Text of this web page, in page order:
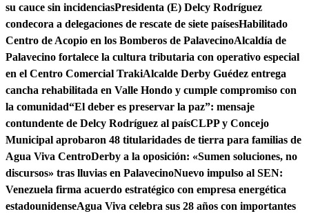
su cauce sin incidenciasPresidenta (E) Delcy Rodríguez
condecora a delegaciones de rescate de siete paísesHabilitado
Centro de Acopio en los Bomberos de PalavecinoAlcaldía de
Palavecino fortalece la cultura tributaria con operativo especial
en el Centro Comercial TrakiAlcalde Derby Guédez entrega
cancha rehabilitada en Valle Hondo y cumple compromiso con
la comunidad“El deber es preservar la paz”: mensaje
contundente de Delcy Rodríguez al paísCLPP y Concejo
Municipal aprobaron 48 titularidades de tierra para familias de
Agua Viva CentroDerby a la oposición: «Sumen soluciones, no
discursos» tras lluvias en PalavecinoNuevo impulso al SEN:
Venezuela firma acuerdo estratégico con empresa energética
estadounidenseAgua Viva celebra sus 28 años con importantes